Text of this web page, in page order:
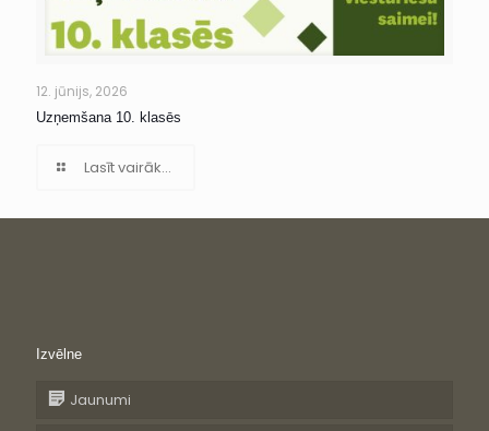
12. jūnijs, 2026
Uzņemšana 10. klasēs
Lasīt vairāk...
Izvēlne
Jaunumi